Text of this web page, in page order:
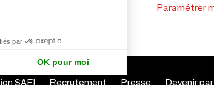
Paramétrer
SAFI Recrutement Presse Devenir
par
OK pour moi
: Personnalisez vos Options